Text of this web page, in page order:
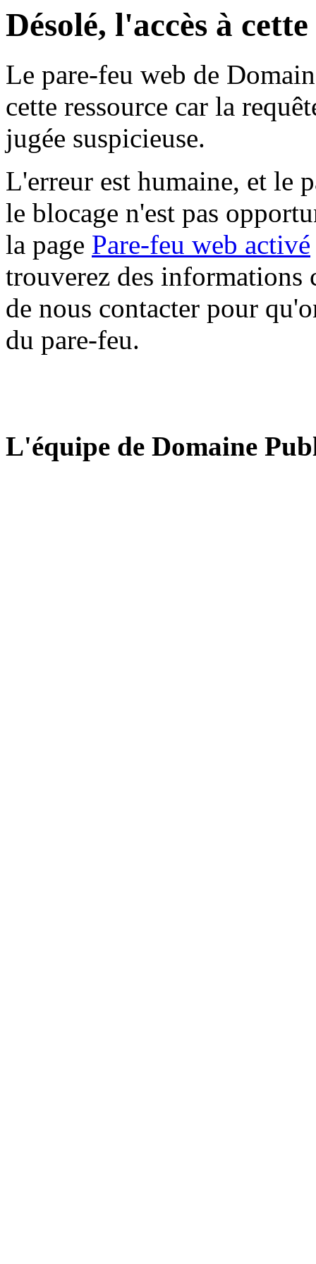
Désolé, l'accès à
Le pare-feu web de
cette ressource car la
jugée suspicieuse.
L'erreur est humaine, et le
le blocage n'est pas
la page Pare-feu web activé
trouverez des informations
de nous contacter pour
du pare-feu.
L'équipe de Domaine